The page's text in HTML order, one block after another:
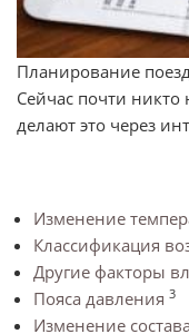
Планирование
Сейчас почти никто
делают это через
Изменение
Классификация
Другие факторы
Пояса давления 3
Изменение